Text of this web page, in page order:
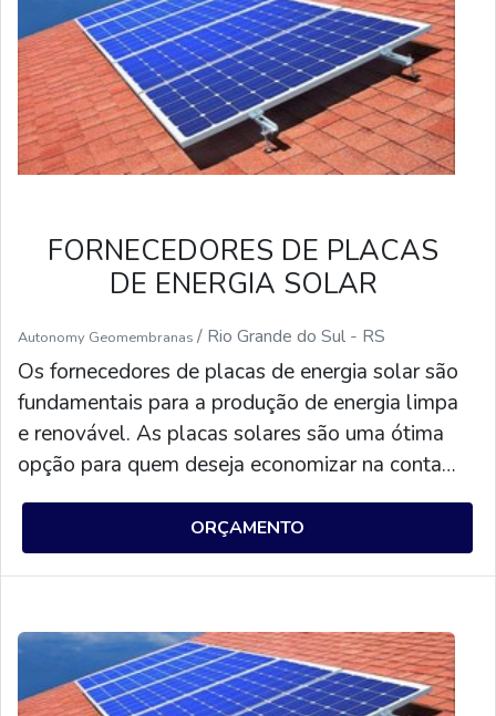
FORNECEDORES DE PLACAS
DE ENERGIA SOLAR
Autonomy Geomembranas / Rio Grande do Sul - RS
Os fornecedores de placas de energia solar são
fundamentais para a produção de energia limpa
e renovável. As placas solares são uma ótima
opção para quem deseja economizar na conta
de luz e contribuir para o meio ambiente. Os
fornecedores de placas de energia solar
oferecem diversos modelos de placas, com
também oferecem serviços de instalação e
manutenção para garantir que as placas
ORÇAMENTO